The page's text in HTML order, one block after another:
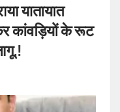
यातायात
कांवड़ियों के रूट